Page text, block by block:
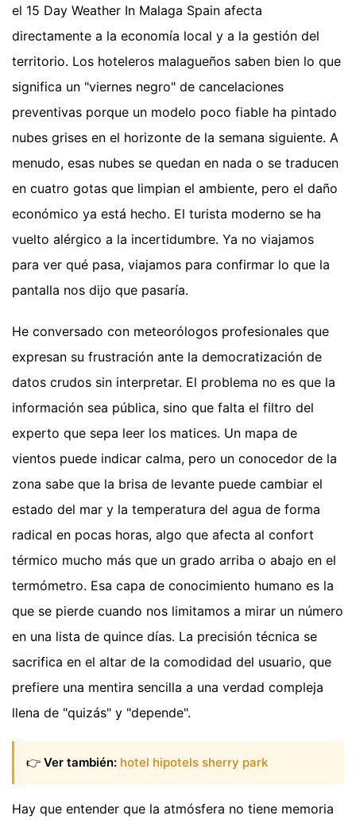
el 15 Day Weather In Malaga Spain afecta
directamente a la economía local y a la gestión del
territorio. Los hoteleros malagueños saben bien lo que
significa un "viernes negro" de cancelaciones
preventivas porque un modelo poco fiable ha pintado
nubes grises en el horizonte de la semana siguiente. A
menudo, esas nubes se quedan en nada o se traducen
en cuatro gotas que limpian el ambiente, pero el daño
económico ya está hecho. El turista moderno se ha
vuelto alérgico a la incertidumbre. Ya no viajamos
para ver qué pasa, viajamos para confirmar lo que la
pantalla nos dijo que pasaría.
He conversado con meteorólogos profesionales que
expresan su frustración ante la democratización de
datos crudos sin interpretar. El problema no es que la
información sea pública, sino que falta el filtro del
experto que sepa leer los matices. Un mapa de
vientos puede indicar calma, pero un conocedor de la
zona sabe que la brisa de levante puede cambiar el
estado del mar y la temperatura del agua de forma
radical en pocas horas, algo que afecta al confort
térmico mucho más que un grado arriba o abajo en el
termómetro. Esa capa de conocimiento humano es la
que se pierde cuando nos limitamos a mirar un número
en una lista de quince días. La precisión técnica se
sacrifica en el altar de la comodidad del usuario, que
prefiere una mentira sencilla a una verdad compleja
llena de "quizás" y "depende".
👉 Ver también: hotel hipotels sherry park
Hay que entender que la atmósfera no tiene memoria